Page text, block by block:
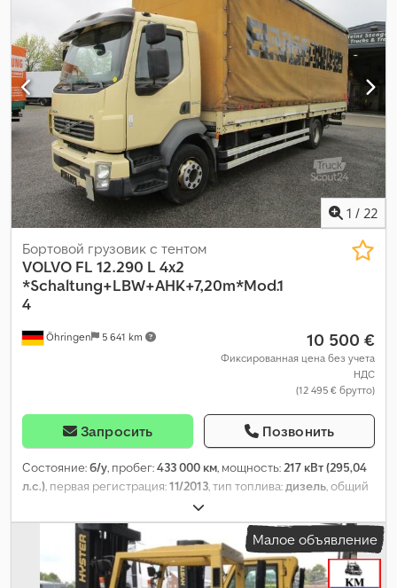
1 / 22
Öhringen 5 641 km
Бортовой грузовик с тентом
VOLVO FL 12.290 L 4x2
*Schaltung+LBW+AHK+7,20m*Mod.1
4
10 500 €
Фиксированная цена без учета
НДС
(12 495 € брутто)
Запросить Позвонить
Состояние:б/у, пробег:433 000 км, мощность: 217 кВт (295,04
л.с.) , первая регистрация:11/2013 , тип топлива:дизель , общий
, конфигурация осей:
(TÜV):06/2026, цвет:бежевый, тип передачи:механический,
класс выбросов:
Евро 5 , длина грузового отсека:7 200 мм,
ширина пространства для загрузки:2 490 мм, высота
грузового отсека: 2 700 мм, Оборудование:ABS, гидроборт,
Малое объявление